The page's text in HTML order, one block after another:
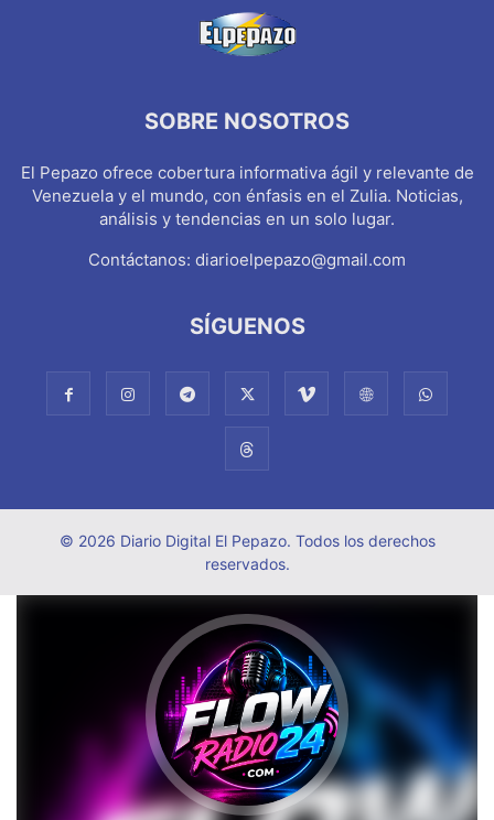
SOBRE NOSOTROS
El Pepazo ofrece cobertura informativa ágil y relevante de
Venezuela y el mundo, con énfasis en el Zulia. Noticias,
análisis y tendencias en un solo lugar.
Contáctanos: diarioelpepazo@gmail.com
SÍGUENOS
© 2026 Diario Digital El Pepazo. Todos los derechos
reservados.